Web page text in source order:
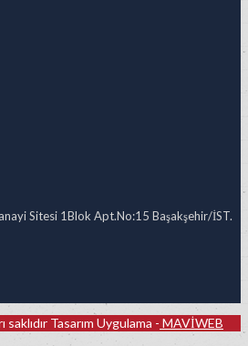
Sitesi 1Blok Apt.No:15 Başakşehir/İST.
Tasarım Uygulama - MAVİWEB